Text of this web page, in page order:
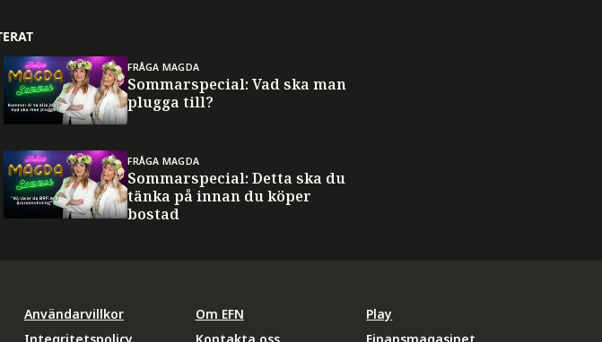
FRÅGA MAGDA
Sommarspecial: Vad ska man
plugga till?
FRÅGA MAGDA
Sommarspecial: Detta ska du
tänka på innan du köper
bostad
Användarvillkor
Om EFN
Play